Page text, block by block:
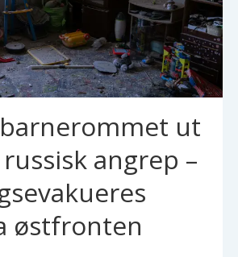
ut
angrep –
østfronten